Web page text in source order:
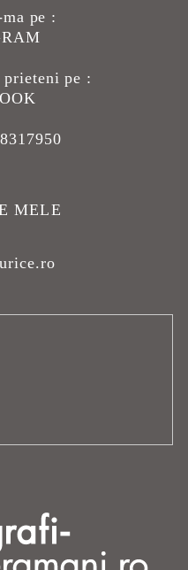
pe :
prieteni pe :
MELE